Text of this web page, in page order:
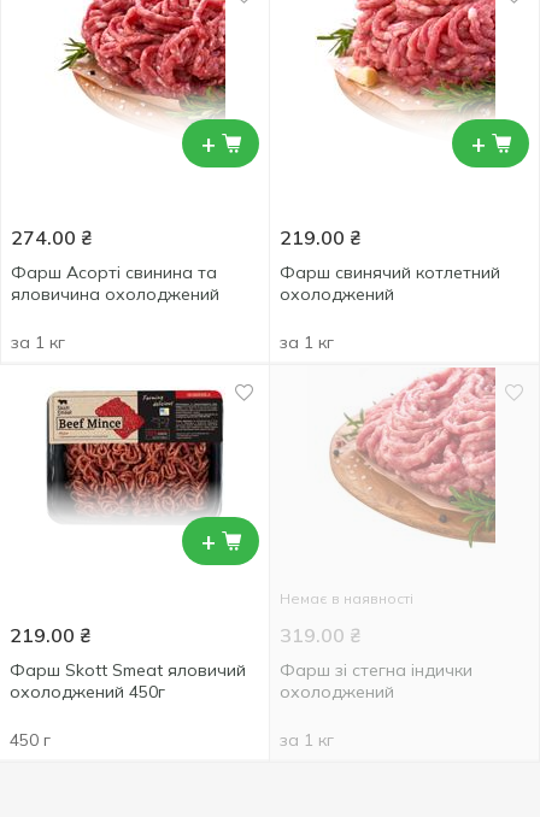
+
274.00 ₴
Фарш Асорті свинина та
яловичина охолоджений
за 1 кг
+
219.00 ₴
Фарш свинячий котлетний
охолоджений
за 1 кг
+
219.00 ₴
Фарш Skott Smeat яловичий
охолоджений 450г
450 г
Немає в наявності
319.00 ₴
Фарш зі стегна індички
охолоджений
за 1 кг